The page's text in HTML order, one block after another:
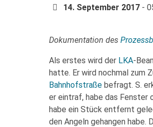
14. September 2017 -
Dokumentation des
Als erstes wird der LKA-
hatte. Er wird nochmal zum
Bahnhofstraße befragt. S.
er eintraf, habe das
habe ein Stück entfernt
den Angeln gehangen habe.